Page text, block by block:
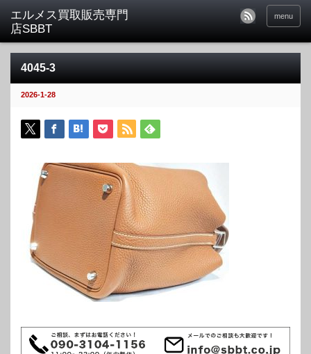
menu
4045-3
2026-1-28